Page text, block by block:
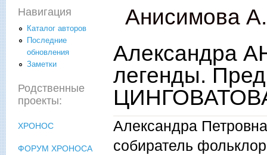
Анисимова А.
Александра
легенды.
Александра
собиратель
Навигация
Каталог авторов
Последние
обновления
Заметки
Родственные
проекты:
ХРОНОС
ФОРУМ ХРОНОСА